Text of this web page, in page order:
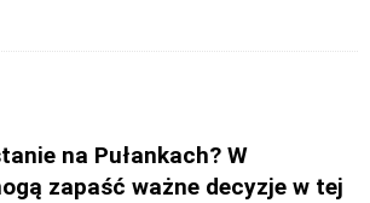
na Pułankach? W
zapaść ważne decyzje w tej